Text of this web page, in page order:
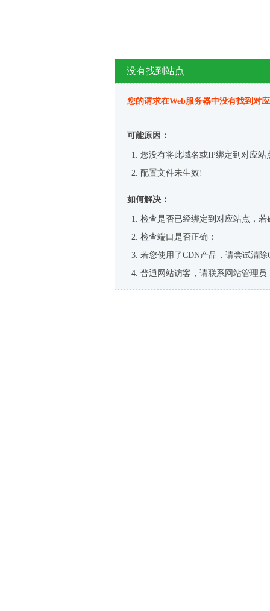
没有找到站点
您的请求在Web服务器中没有找到对
可能原因：
您没有将此域名或IP绑定到对应站
配置文件未生效!
如何解决：
检查是否已经绑定到对应站点，
检查端口是否正确；
若您使用了CDN产品，请尝试清除
普通网站访客，请联系网站管理员